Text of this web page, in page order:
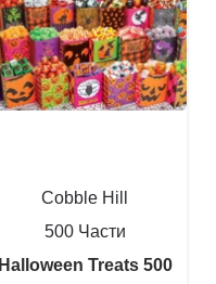
Cobble Hill
500 Части
Halloween Treats 500